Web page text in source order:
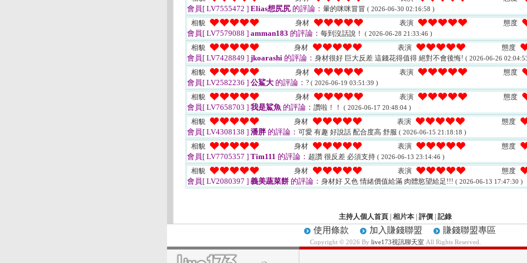
會員[ LV7555472 ] Elias想尻尻的評論： 暈的咪咪冒冒 ( 2026-06-30 02:16:58 )
相貌 身材 表演 態度
會員[ LV7579088 ] amman183 的評論： 每到沒話說！ ( 2026-06-28 21:33:46 )
相貌 身材 表演 態度
會員[ LV7428849 ] jkoarashi 的評論： 身材很好 巨大反差 這錢花得值得 絕對不會後悔! ( 2026-06-26
相貌 身材 表演 態度
會員[ LV2582236 ] 公鯊大 的評論： ? ( 2026-06-19 03:51:39 )
相貌 身材 表演 態度
會員[ LV7658703 ] 我是鯊魚 的評論： 讚啦！！ ( 2026-06-17 20:48:04 )
相貌 身材 表演 態度
會員[ LV4308138 ] 潘胖的評論： 可愛 有趣 好說話 配合度高 舒服 ( 2026-06-15 21:18:18 )
相貌 身材 表演 態度
會員[ LV7705357 ] Tim111 的評論： 超讚 很反差 必須支持 ( 2026-06-13 23:14:46 )
相貌 身材 表演 態度
會員[ LV2080397 ] 義美蔬菜餅 的評論： 身材好 又色 情緒價值給滿 肉體慾望給足!!! ( 2026-06-13 17:47:30 )
主持人個人首頁 相片本 評價 記錄
使用條款 加入賺錢聯盟 賺錢聯盟專區
Copyright © 2026 By live173視訊聊天室All Rights Reserved.